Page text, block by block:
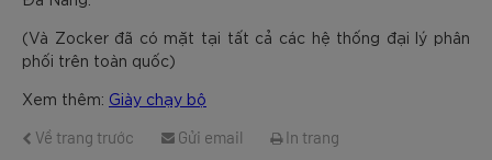
(Và Zocker đã có mặt tại tất cả các hệ thống đại lý phân
phối trên toàn quốc)
Xem thêm: Giày chạy bộ
Về trang trước
Gửi email In trang